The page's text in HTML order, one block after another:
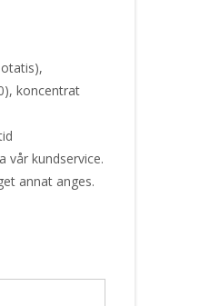
koncentrat
vår kundservice.
annat anges.